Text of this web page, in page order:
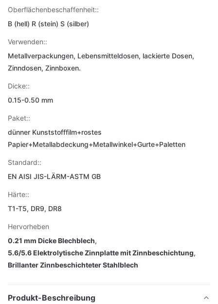
Oberflächenbeschaffenheit::
B (hell) R (stein) S (silber)
Verwenden::
Metallverpackungen, Lebensmitteldosen, lackierte Dosen,
Zinndosen, Zinnboxen.
Dicke::
0.15-0.50 mm
Paket::
dünner Kunststofffilm+rostes
Papier+Metallabdeckung+Metallwinkel+Gurte+Paletten
Standard::
EN AISI JIS-LÄRM-ASTM GB
Härte::
T1-T5, DR9, DR8
Hervorheben
0.21 mm Dicke Blechblech,
5.6/5.6 Elektrolytische Zinnplatte mit Zinnbeschichtung,
Brillanter Zinnbeschichteter Stahlblech
Produkt-Beschreibung